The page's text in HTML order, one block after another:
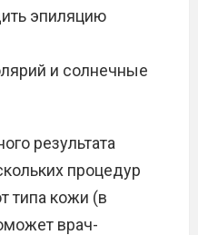
эпиляцию
и солнечные
результата
процедур
типа кожи (в
врач-